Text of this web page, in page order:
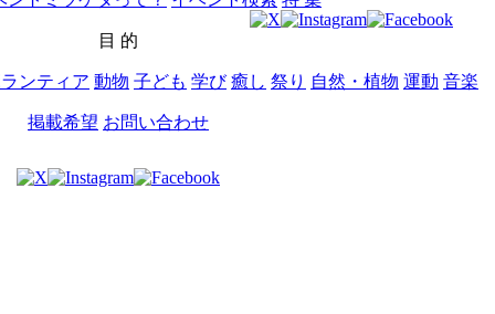
目 的
ンティア 動物 子ども 学び 癒し 祭り 自然・植物 運動 音楽
掲載希望 お問い合わせ